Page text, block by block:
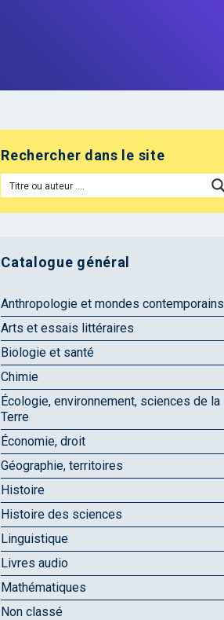
Rechercher dans le site
Catalogue général
Anthropologie et mondes contemporains
Arts et essais littéraires
Biologie et santé
Chimie
Écologie, environnement, sciences de la
Terre
Économie, droit
Géographie, territoires
Histoire
Histoire des sciences
Linguistique
Livres audio
Mathématiques
Non classé